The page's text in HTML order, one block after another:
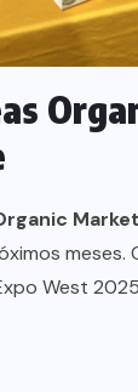
meses.
West